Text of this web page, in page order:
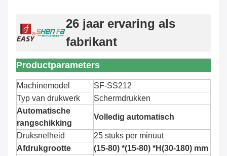
26 jaar ervaring als
fabrikant
Productparameters
Machinemodel
SF-SS212
Typ van drukwerk
Schermdrukken
Automatische
rangschikking
Volledig automatisch
Druksnelheid
25 stuks per minuut
Afdrukgrootte
(15-80) *(15-80) *H(30-180) mm